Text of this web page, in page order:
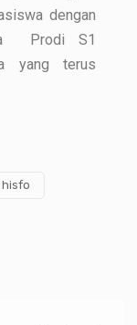
dengan
Prodi S1
yang terus
hisfo